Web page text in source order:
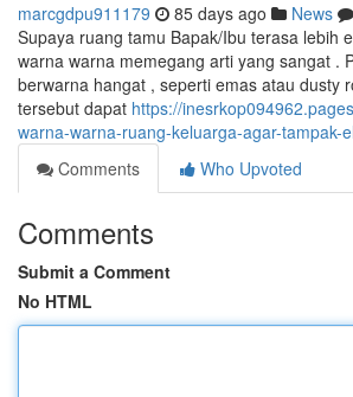
marcgdpu911179 85 days ago News
Supaya ruang tamu Bapak/Ibu terasa lebih
warna warna memegang arti yang sangat .
berwarna hangat , seperti emas atau dusty
tersebut dapat https://
warna-warna-ruang-keluarga-agar-tampak-
Comments
Who Upvoted
Comments
Submit a Comment
No HTML